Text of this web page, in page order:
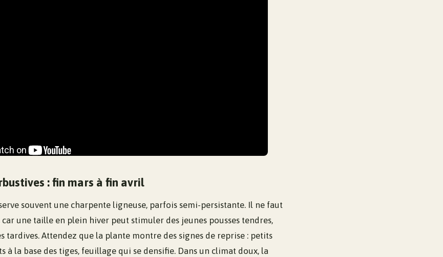
: fin mars à fin avril
souvent une charpente ligneuse, parfois semi-persistante. Il ne faut
une taille en plein hiver peut stimuler des jeunes pousses tendres,
tardives. Attendez que la plante montre des signes de reprise : petits
à la base des tiges, feuillage qui se densifie. Dans un climat doux, la